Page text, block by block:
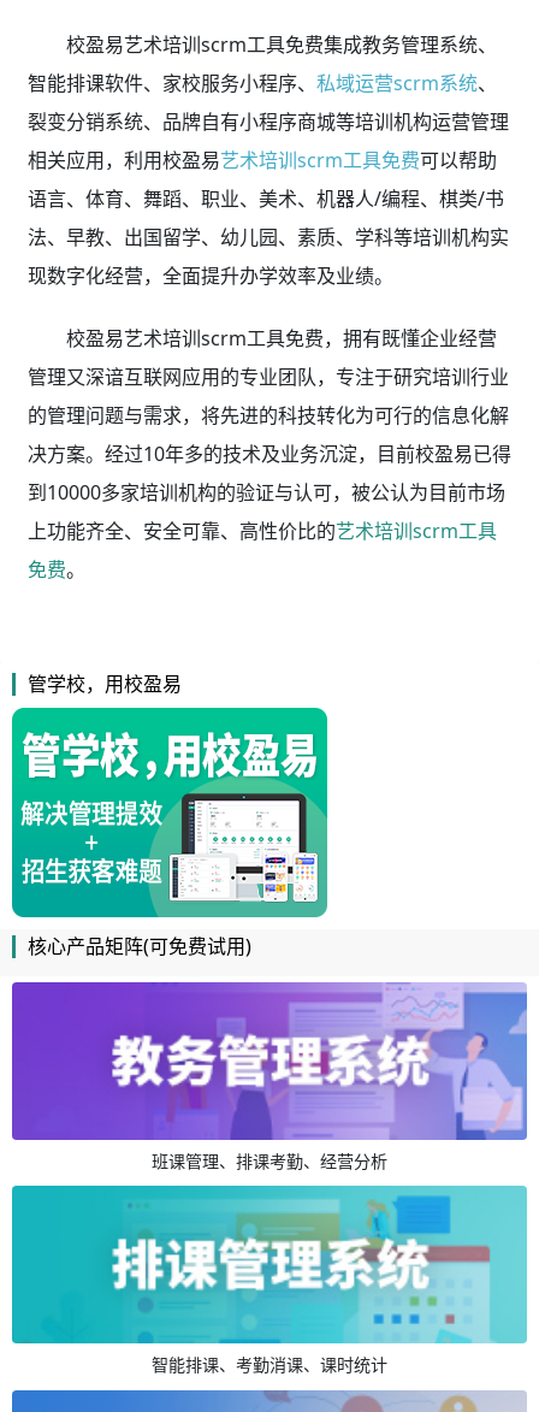
校盈易艺术培训scrm工具免费集成教务管理系统、
智能排课软件、家校服务小程序、 私域运营scrm系统、
裂变分销系统、品牌自有小程序商城等培训机构运营管理
相关应用，利用校盈易艺术培训scrm工具免费可以帮助
语言、体育、舞蹈、职业、美术、机器人/编程、棋类/书
法、早教、出国留学、幼儿园、素质、学科等培训机构实
现数字化经营，全面提升办学效率及业绩。
校盈易艺术培训scrm工具免费，拥有既懂企业经营
管理又深谙互联网应用的专业团队，专注于研究培训行业
的管理问题与需求，将先进的科技转化为可行的信息化解
决方案。经过10年多的技术及业务沉淀，目前校盈易已得
到10000多家培训机构的验证与认可，被公认为目前市场
上功能齐全、安全可靠、高性价比的艺术培训scrm工具
免费。
管学校，用校盈易
核心产品矩阵(可免费试用)
班课管理、排课考勤、经营分析
智能排课、考勤消课、课时统计